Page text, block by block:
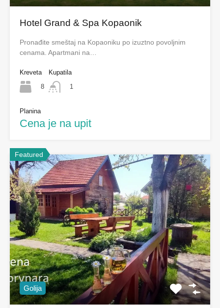
Hotel Grand & Spa Kopaonik
Pronađite smeštaj na Kopaoniku po izuztno povoljnim
cenama. Apartmani na…
Kreveta
8
Kupatila
1
Planina
Cena je na upit
Featured
Golija